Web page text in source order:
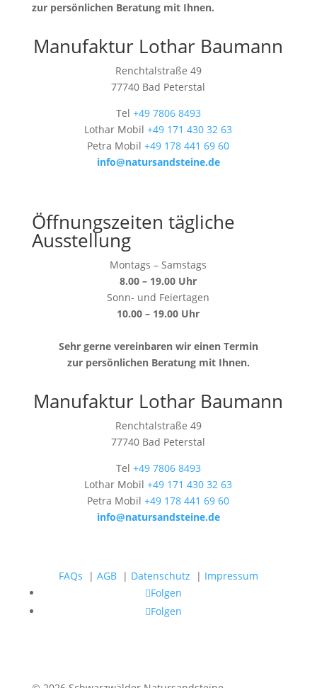
zur persönlichen Beratung mit Ihnen.
Manufaktur Lothar Baumann
Renchtalstraße 49
77740 Bad Peterstal
Tel +49 7806 8493
Lothar Mobil+49 171 430 32 63
Petra Mobil+49 178 441 69 60
info@natursandsteine.de
Öffnungszeiten tägliche
Ausstellung
Montags – Samstags
8.00 – 19.00 Uhr
Sonn- und Feiertagen
10.00 – 19.00 Uhr
Sehr gerne vereinbaren wir einen Termin
zur persönlichen Beratung mit Ihnen.
Manufaktur Lothar Baumann
Renchtalstraße 49
77740 Bad Peterstal
Tel +49 7806 8493
Lothar Mobil+49 171 430 32 63
Petra Mobil+49 178 441 69 60
info@natursandsteine.de
FAQs | AGB| Datenschutz | Impressum
Folgen
Folgen